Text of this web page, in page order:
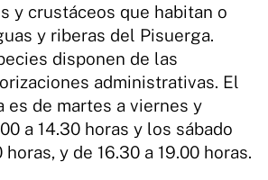
y crustáceos que habitan o
y riberas del Pisuerga.
disponen de las
administrativas. El
es de martes a viernes y
a 14.30 horas y los sábado
horas, y de 16.30 a 19.00 horas.